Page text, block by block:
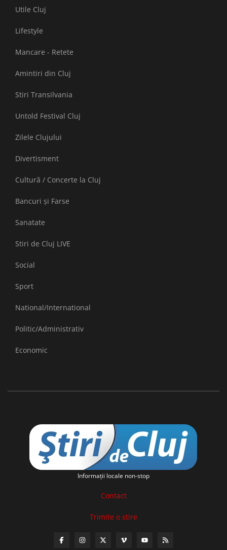
Utile Cluj
Lifestyle
Mancare - Retete
Amintiri din Cluj
Stiri Transilvania
Untold Festival Cluj
Zilele Clujului
Divertisment
Cultură / Concerte la Cluj
Bancuri și Farse
Sanatate
Stiri de Cluj LIVE
Social
Sport
National/International
Politic/Administrativ
Economic
Informaţii locale non-stop
Contact
Trimite o stire